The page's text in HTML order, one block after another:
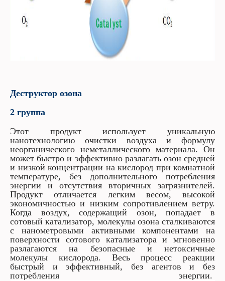
Деструктор озона
2 группа
Этот продукт использует уникальную
нанотехнологию очистки воздуха и формулу
неорганического неметаллического материала. Он
может быстро и эффективно разлагать озон средней
и низкой концентрации на кислород при комнатной
температуре, без дополнительного потребления
энергии и отсутствия вторичных загрязнителей.
Продукт отличается легким весом, высокой
экономичностью и низким сопротивлением ветру.
Когда воздух, содержащий озон, попадает в
сотовый катализатор, молекулы озона сталкиваются
с нанометровыми активными компонентами на
поверхности сотового катализатора и мгновенно
разлагаются на безопасные и нетоксичные
молекулы кислорода. Весь процесс реакции
быстрый и эффективный, без агентов и без
потребления энергии.